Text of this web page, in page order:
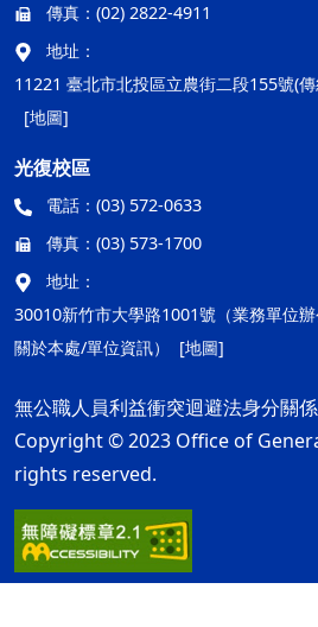
傳真： (02) 2822-4911
地址：
11221 臺北市北投區立農街二段155號(
[地圖]
光復校區
電話： (03) 572-0633
傳真： (03) 573-1700
地址：
30010新竹市大學路1001號（業務單位
關於本處/單位資訊）
[地圖]
無公職人員利益衝突迴避法身分關
Copyright © 2023 Office of
rights reserved.